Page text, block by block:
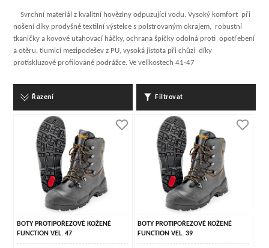
Svrchní materiál z kvalitní hověziny odpuzující vodu. Vysoký komfort při
nošení díky prodyšné textilní výstelce s polstrovaným okrajem, robustní
tkaničky a kovové utahovací háčky, ochrana špičky odolná proti opotřebení
a otěru, tlumicí mezipodešev z PU, vysoká jistota při chůzi díky
protiskluzové profilované podrážce. Ve velikostech 41-47
Řazení Filtrovat
BOTY PROTIPOŘEZOVÉ KOŽENÉ
FUNCTION VEL. 47
BOTY PROTIPOŘEZOVÉ KOŽENÉ
FUNCTION VEL. 39